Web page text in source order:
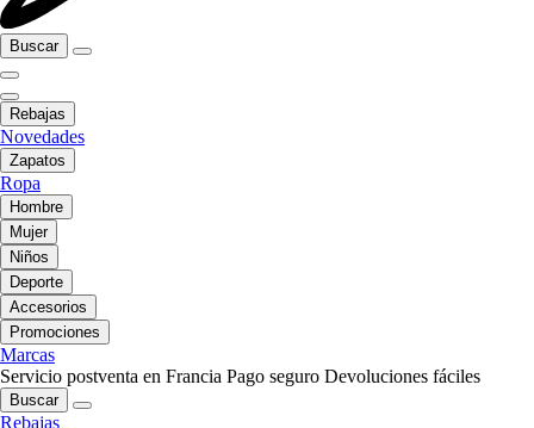
Buscar
Rebajas
Novedades
Zapatos
Ropa
Hombre
Mujer
Niños
Deporte
Accesorios
Promociones
Marcas
Servicio postventa en Francia Pago seguro Devoluciones fáciles
Buscar
Rebajas